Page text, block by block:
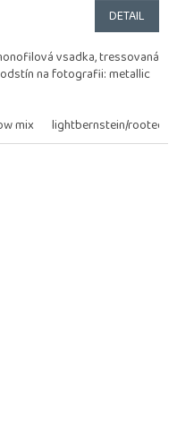
DETAIL
vsadka, tressovaná
na fotografii: metallic
mix lightbernstein/rooted